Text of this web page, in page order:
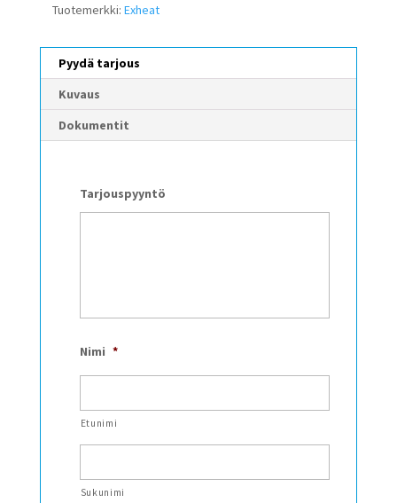
Tuotemerkki: Exheat
Pyydä tarjous
Kuvaus
Dokumentit
Tarjouspyyntö
Nimi *
Etunimi
Sukunimi